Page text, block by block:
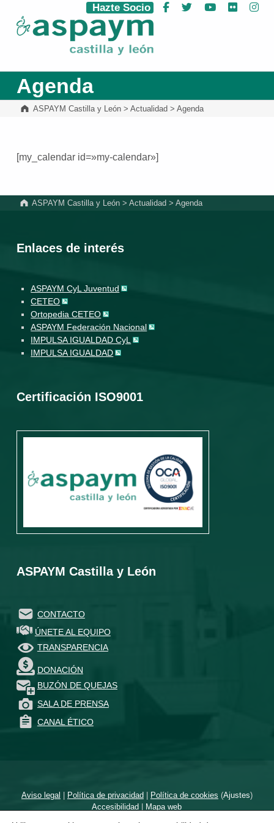
ASPAYM Castilla y León
Hazte Socio Facebook
Twitter YouTube
Flickr
Agenda
ASPAYM Castilla y León> Actualidad > Agenda
[my_calendar id=»my-calendar»]
ASPAYM Castilla y León >Actualidad >Agenda
Enlaces de interés
ASPAYM CyL Juventud
CETEO
Ortopedia CETEO
ASPAYM Federación Nacional
IMPULSA IGUALDAD CyL
IMPULSA IGUALDAD
Certificación ISO9001
ASPAYM Castilla y León
CONTACTO
ÚNETE AL EQUIPO
TRANSPARENCIA
DONACIÓN
BUZÓN DE QUEJAS
SALA DE PRENSA
CANAL ÉTICO
Aviso legal | Política de privacidad| Política de cookies (Ajustes)
Accesibilidad | Mapa web